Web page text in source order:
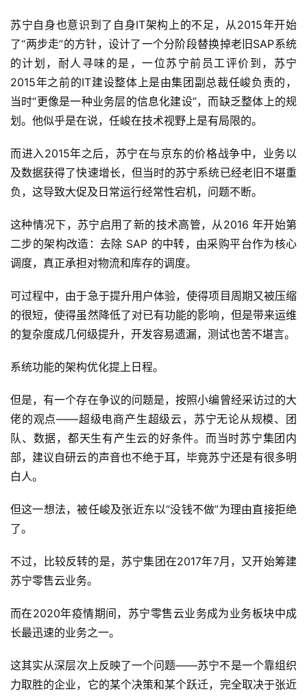
苏宁自身也意识到了自身IT架构上的不足，从2015年开始
了“两步走”的方针，设计了一个分阶段替换掉老旧SAP系统
的计划，耐人寻味的是，一位苏宁前员工评价到，苏宁
2015年之前的IT建设整体上是由集团副总裁任峻负责的，
当时“更像是一种业务层的信息化建设”，而缺乏整体上的规
划。他似乎是在说，任峻在技术视野上是有局限的。
而进入2015年之后，苏宁在与京东的价格战争中，业务以
及数据获得了快速增长，但当时的苏宁系统已经老旧不堪重
负，这导致大促及日常运行经常性宕机，问题不断。
这种情况下，苏宁启用了新的技术高管，从2016 年开始第
二步的架构改造：去除 SAP 的中转，由采购平台作为核心
调度，真正承担对物流和库存的调度。
可过程中，由于急于提升用户体验，使得项目周期又被压缩
的很短，使得虽然降低了对已有功能的影响，但是带来运维
的复杂度成几何级提升，开发容易遗漏，测试也苦不堪言。
系统功能的架构优化提上日程。
但是，有一个存在争议的问题是，按照小编曾经采访过的大
佬的观点——超级电商产生超级云，苏宁无论从规模、团
队、数据，都天生有产生云的好条件。而当时苏宁集团内
部，建议自研云的声音也不绝于耳，毕竟苏宁还是有很多明
白人。
但这一想法，被任峻及张近东以“没钱不做”为理由直接拒绝
了。
不过，比较反转的是，苏宁集团在2017年7月，又开始筹建
苏宁零售云业务。
而在2020年疫情期间，苏宁零售云业务成为业务板块中成
长最迅速的业务之一。
这其实从深层次上反映了一个问题——苏宁不是一个靠组织
力取胜的企业，它的某个决策和某个跃迁，完全取决于张近